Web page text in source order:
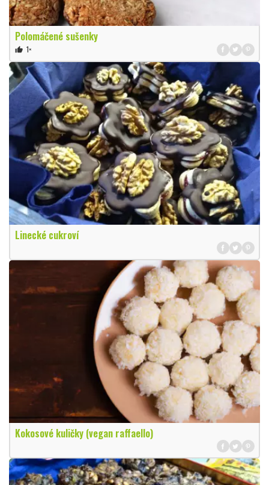
Polomáčené sušenky
thumb_up 1×
Linecké cukroví
Kokosové kuličky (vegan raffaello)